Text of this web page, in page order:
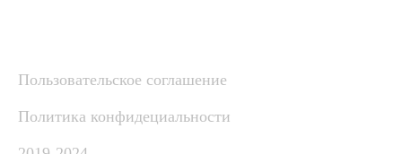
Пользовательское соглашение
Политика конфидециальности